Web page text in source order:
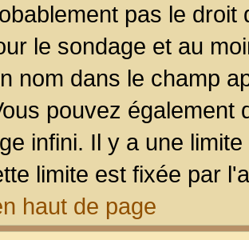
pas le
le sondage et au
nom dans le champ
pouvez également
infini. Il y a une
limite est fixée par
haut de page